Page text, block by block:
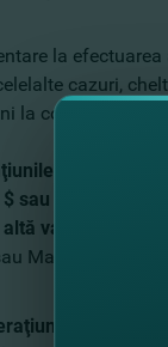
la
cazuri,
la convertire, vă
în valuta
$ sau
valută decât $
MasterCard,
în